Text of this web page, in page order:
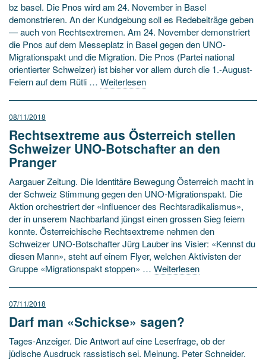
bz basel. Die Pnos wird am 24. November in Basel
demonstrieren. An der Kundgebung soll es Redebeiträge geben
— auch von Rechtsextremen. Am 24. November demonstriert
die Pnos auf dem Messeplatz in Basel gegen den UNO-
Migrationspakt und die Migration. Die Pnos (Partei national
orientierter Schweizer) ist bisher vor allem durch die 1.-August-
Feiern auf dem Rütli … Weiterlesen
08/11/2018
Rechtsextreme aus Österreich stellen
Schweizer UNO-Botschafter an den
Pranger
Aargauer Zeitung. Die Identitäre Bewegung Österreich macht in
der Schweiz Stimmung gegen den UNO-Migrationspakt. Die
Aktion orchestriert der «Influencer des Rechtsradikalismus»,
der in unserem Nachbarland jüngst einen grossen Sieg feiern
konnte. Österreichische Rechtsextreme nehmen den
Schweizer UNO-Botschafter Jürg Lauber ins Visier: «Kennst du
diesen Mann», steht auf einem Flyer, welchen Aktivisten der
Gruppe «Migrationspakt stoppen» … Weiterlesen
07/11/2018
Darf man «Schickse» sagen?
Tages-Anzeiger. Die Antwort auf eine Leserfrage, ob der
jüdische Ausdruck rassistisch sei. Meinung. Peter Schneider.